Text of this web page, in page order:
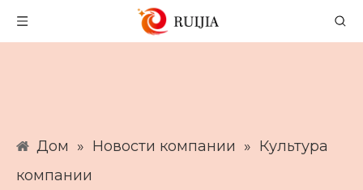
Дом » Новости компании » Культура
компании